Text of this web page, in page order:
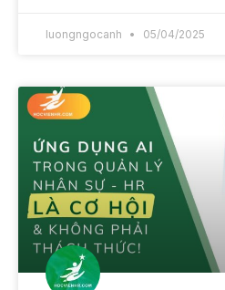
luongngocanh 05/04/2025